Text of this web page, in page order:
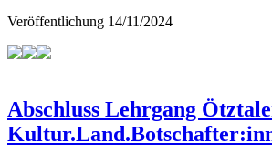
Veröffentlichung 14/11/2024
Abschluss Lehrgang